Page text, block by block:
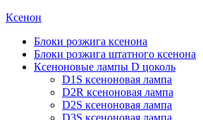
Ксенон
Блоки розжига ксенона
Блоки розжига штатного ксенона
Ксеноновые лампы D цоколь
D1S ксеноновая лампа
D2R ксеноновая лампа
D2S ксеноновая лампа
D3S ксеноновая лампа